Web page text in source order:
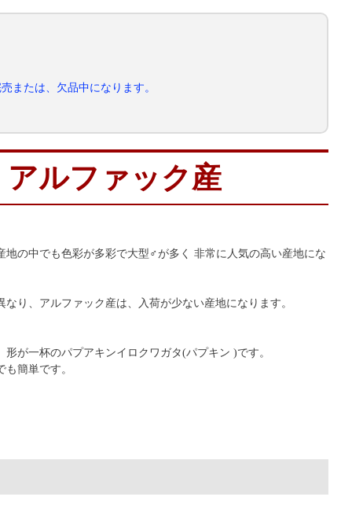
または、欠品中になります。
ルファック産
地の中でも色彩が多彩で大型♂が多く 非常に人気の高い産地にな
り、アルファック産は、入荷が少ない産地になります。
が一杯のパプアキンイロクワガタ(パプキン )です。
簡単です。